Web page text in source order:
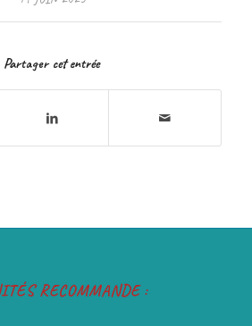
Partager cet entrée
RECOMMANDE :